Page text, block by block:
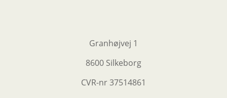
Granhøjvej 1
8600 Silkeborg
CVR-nr37514861